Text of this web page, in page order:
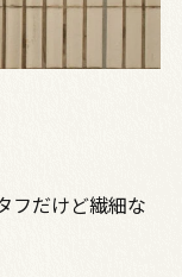
フだけど繊細な